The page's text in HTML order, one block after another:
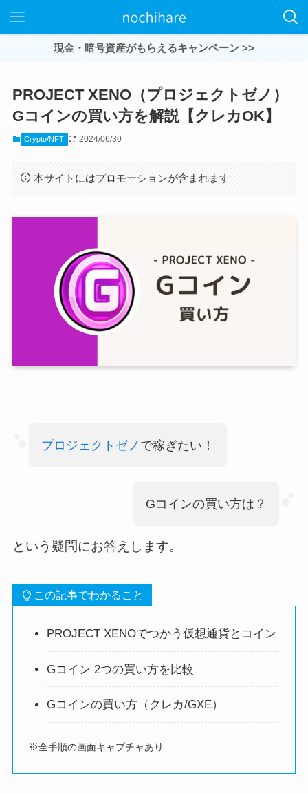
現金・暗号資産がもらえるキャンペーン >>
PROJECT XENO（プロジェクトゼノ）
Gコインの買い方を解説【クレカOK】
Crypto/NFT 2024/06/30
本サイトにはプロモーションが含まれます
プロジェクトゼノ で稼ぎたい！
Gコインの買い方は？
という疑問にお答えします。
この記事でわかること
PROJECT XENOでつかう仮想通貨とコイン
Gコイン 2つの買い方を比較
Gコインの買い方（クレカ/GXE）
※全手順の画面キャプチャあり